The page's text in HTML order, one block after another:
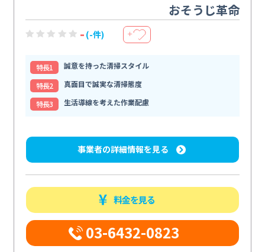
おそうじ革命
- (-件) ＋
特⻑1
誠意を持った清掃スタイル
特⻑2
真面目で誠実な清掃態度
特⻑3
生活導線を考えた作業配慮
事業者の詳細情報を見る
料金を見る
03-6432-0823